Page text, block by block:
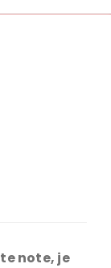
note, je